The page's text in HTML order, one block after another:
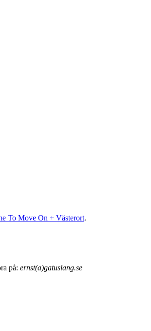
To Move On + Västerort.
på: ernst(a)gatuslang.se